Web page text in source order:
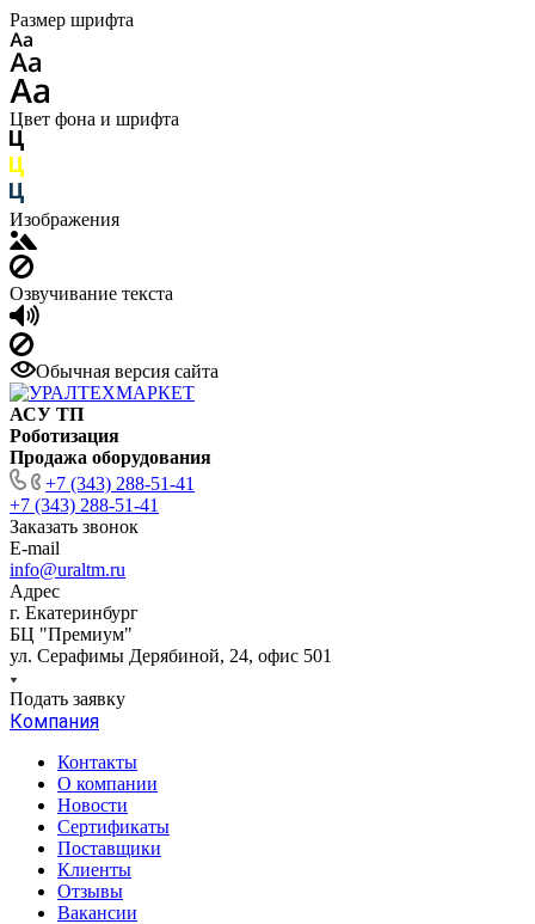
Размер шрифта
Цвет фона и шрифта
Изображения
Озвучивание текста
Обычная версия сайта
АСУ ТП
Роботизация
Продажа оборудования
+7 (343) 288-51-41
+7 (343) 288-51-41
Заказать звонок
E-mail
info@uraltm.ru
Адрес
г. Екатеринбург
БЦ "Премиум"
ул. Серафимы Дерябиной, 24, офис 501
Подать заявку
Компания
Контакты
О компании
Новости
Сертификаты
Поставщики
Клиенты
Отзывы
Вакансии